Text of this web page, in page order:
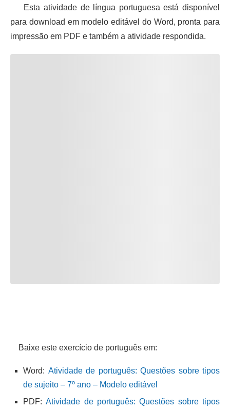
Esta atividade de língua portuguesa está disponível
para download em modelo editável do Word, pronta para
impressão em PDF e também a atividade respondida.
Baixe este exercício de português em:
Word: Atividade de português: Questões sobre tipos
de sujeito – 7º ano – Modelo editável
PDF:Atividade de português: Questões sobre tipos